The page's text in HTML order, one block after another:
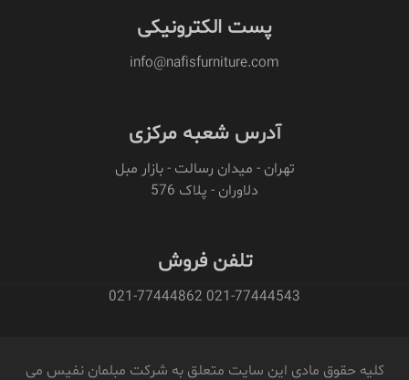
پست الکترونیکی
info@nafisfurniture.com
آدرس شعبه مرکزی
تهران - میدان رسالت - بازار مبل
دلاوران - پلاک 576
تلفن فروش
021-77444543 021-77444862
کلیه حقوق مادی این سایت متعلق به شرکت مبلمان نفیس می